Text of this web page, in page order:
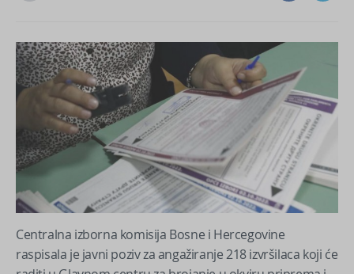
Centralna izborna komisija Bosne i Hercegovine
raspisala je javni poziv za angažiranje 218 izvršilaca koji će